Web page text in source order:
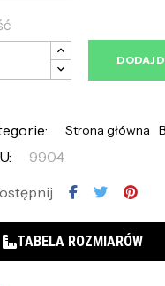
DODAJ
Strona główna
9904
TABELA ROZMIARÓW